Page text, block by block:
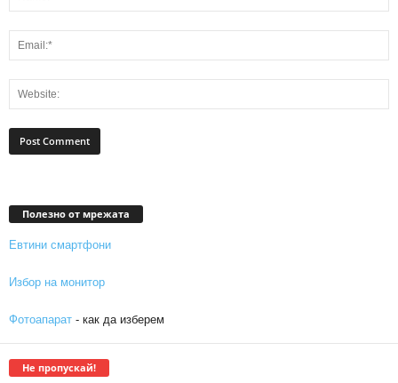
Полезно от мрежата
Евтини смартфони
Избор на монитор
Фотоапарат - как да изберем
Не пропускай!